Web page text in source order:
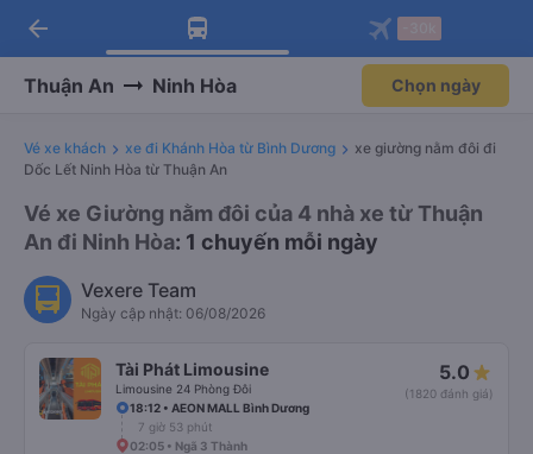
Tải app Vexere ngay!
Nhận ưu đãi thành viên độc
Mở app
Tải app Vexere
-30k/ghế khi đặt vé máy bay qua
Mở app
arrow_back
Thuận An Ninh Hòa Chọn ngày
Vé xe khách xe đi Khánh Hòa từ Bình Dương
xe giường nằm đôi đi
Dốc Lết Ninh Hòa từ Thuận An
Vé xe Giường nằm đôi của 4 nhà xe từ Thuận
An đi Ninh Hòa: 1 chuyến mỗi ngày
Vexere Team
Ngày cập nhật: 06/08/2026
Tài Phát Limousine
Limousine 24 Phòng Đôi
5.0
(1820 đánh giá)
18:12 • AEON MALL Bình Dương
7 giờ 53 phút
02:05 • Ngã 3 Thành